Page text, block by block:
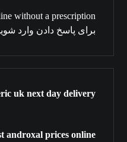
without a prescription
برای پاسخ دادن وارد
uk next day delivery
androxal prices online